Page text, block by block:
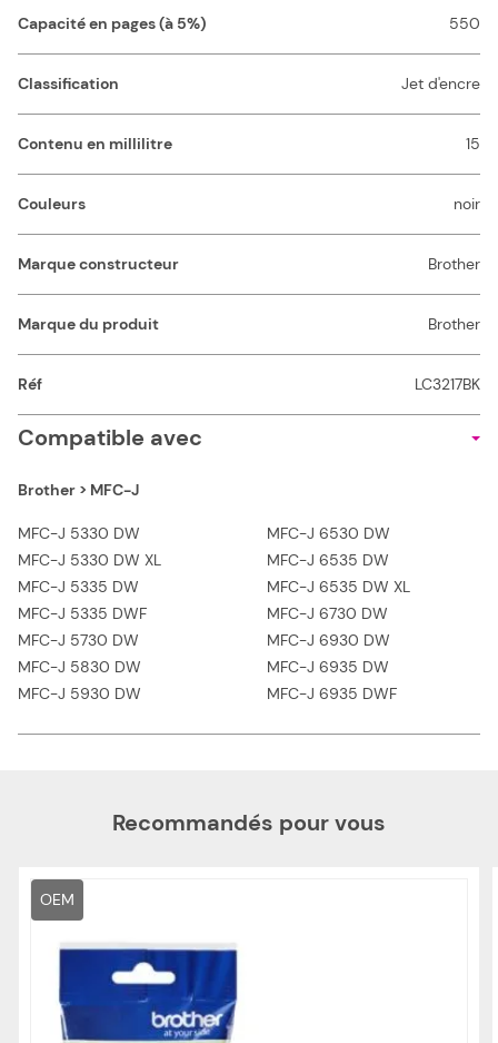
Capacité en pages (à 5%) 550
Classification Jet d'encre
Contenu en millilitre 15
Couleurs noir
Marque constructeur Brother
Marque du produit Brother
Réf LC3217BK
Compatible avec
Brother > MFC-J
MFC-J 5330 DW
MFC-J 5330 DW XL
MFC-J 5335 DW
MFC-J 5335 DWF
MFC-J 5730 DW
MFC-J 5830 DW
MFC-J 5930 DW
MFC-J 6530 DW
MFC-J 6535 DW
MFC-J 6535 DW XL
MFC-J 6730 DW
MFC-J 6930 DW
MFC-J 6935 DW
MFC-J 6935 DWF
Recommandés pour vous
OEM